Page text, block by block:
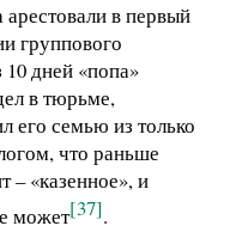
в первый
группового
10 дней «попа»
в тюрьме,
его семью из только
что раньше
– «казенное», и
может[37].